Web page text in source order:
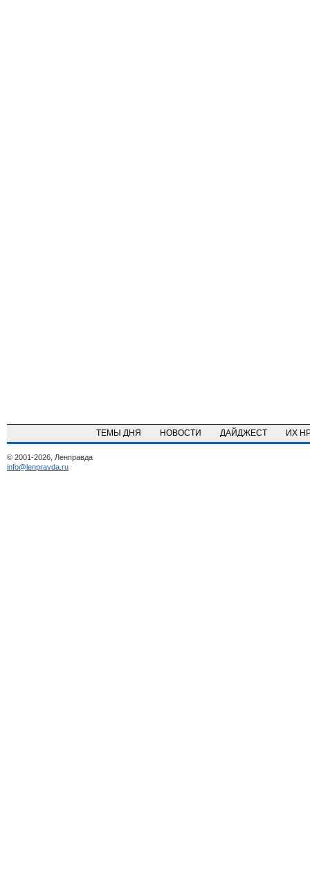
ТЕМЫ ДНЯ НОВОСТИ ДАЙДЖЕСТ ИХ
© 2001-2026, Ленправда
info@lenpravda.ru